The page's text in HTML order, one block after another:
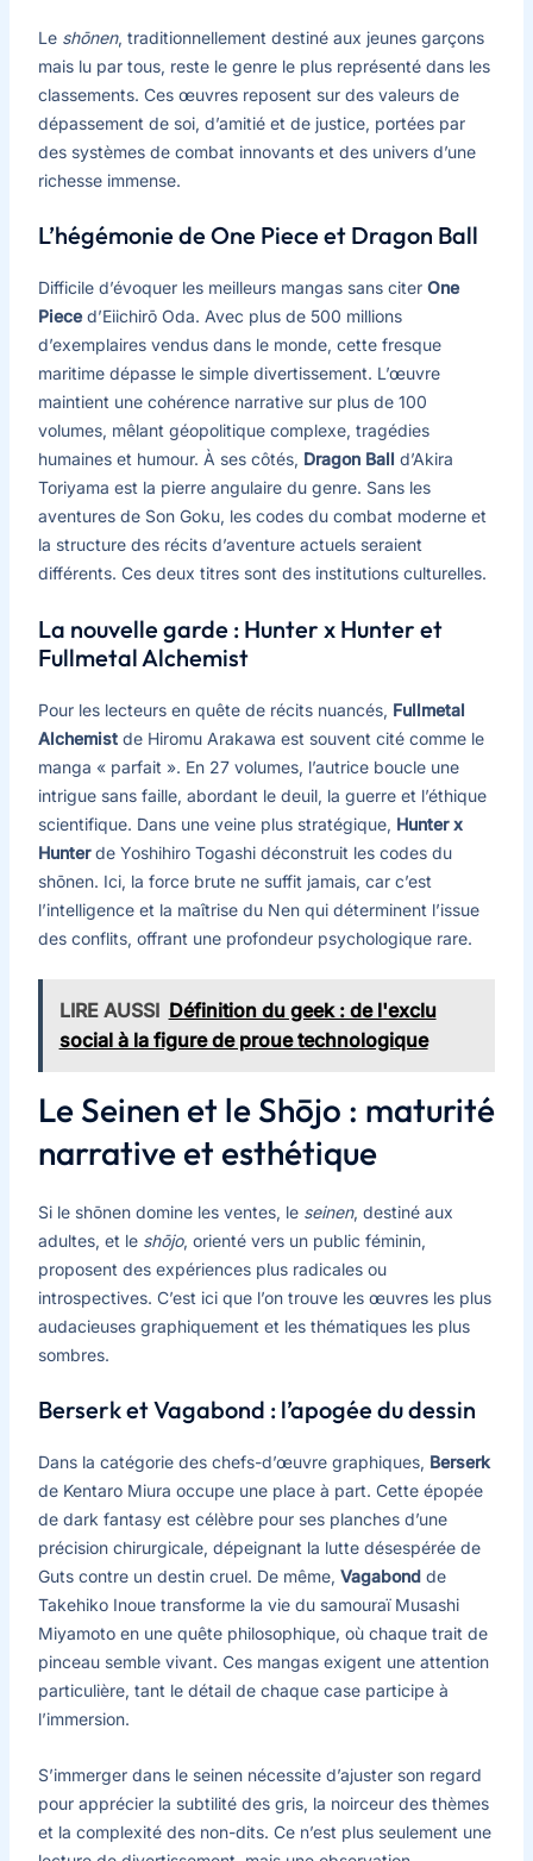
Le shōnen, traditionnellement destiné aux jeunes garçons
mais lu par tous, reste le genre le plus représenté dans les
classements. Ces œuvres reposent sur des valeurs de
dépassement de soi, d’amitié et de justice, portées par
des systèmes de combat innovants et des univers d’une
richesse immense.
L’hégémonie de One Piece et Dragon Ball
Difficile d’évoquer les meilleurs mangas sans citer One
Pieced’Eiichirō Oda. Avec plus de 500 millions
d’exemplaires vendus dans le monde, cette fresque
maritime dépasse le simple divertissement. L’œuvre
maintient une cohérence narrative sur plus de 100
volumes, mêlant géopolitique complexe, tragédies
humaines et humour. À ses côtés, Dragon Ball d’Akira
Toriyama est la pierre angulaire du genre. Sans les
aventures de Son Goku, les codes du combat moderne et
la structure des récits d’aventure actuels seraient
différents. Ces deux titres sont des institutions culturelles.
La nouvelle garde : Hunter x Hunter et
Fullmetal Alchemist
Pour les lecteurs en quête de récits nuancés, Fullmetal
Alchemistde Hiromu Arakawa est souvent cité comme le
manga « parfait ». En 27 volumes, l’autrice boucle une
intrigue sans faille, abordant le deuil, la guerre et l’éthique
scientifique. Dans une veine plus stratégique, Hunter x
Hunterde Yoshihiro Togashi déconstruit les codes du
shōnen. Ici, la force brute ne suffit jamais, car c’est
l’intelligence et la maîtrise du Nen qui déterminent l’issue
des conflits, offrant une profondeur psychologique rare.
LIRE AUSSI Définition du geek : de l'exclu
social à la figure de proue technologique
Le Seinen et le Shōjo : maturité
narrative et esthétique
Si le shōnen domine les ventes, le seinen, destiné aux
adultes, et le shōjo, orienté vers un public féminin,
proposent des expériences plus radicales ou
introspectives. C’est ici que l’on trouve les œuvres les plus
audacieuses graphiquement et les thématiques les plus
sombres.
Berserk et Vagabond : l’apogée du dessin
Dans la catégorie des chefs-d’œuvre graphiques, Berserk
de Kentaro Miura occupe une place à part. Cette épopée
de dark fantasy est célèbre pour ses planches d’une
précision chirurgicale, dépeignant la lutte désespérée de
Guts contre un destin cruel. De même, Vagabondde
Takehiko Inoue transforme la vie du samouraï Musashi
Miyamoto en une quête philosophique, où chaque trait de
pinceau semble vivant. Ces mangas exigent une attention
particulière, tant le détail de chaque case participe à
l’immersion.
S’immerger dans le seinen nécessite d’ajuster son regard
pour apprécier la subtilité des gris, la noirceur des thèmes
et la complexité des non-dits. Ce n’est plus seulement une